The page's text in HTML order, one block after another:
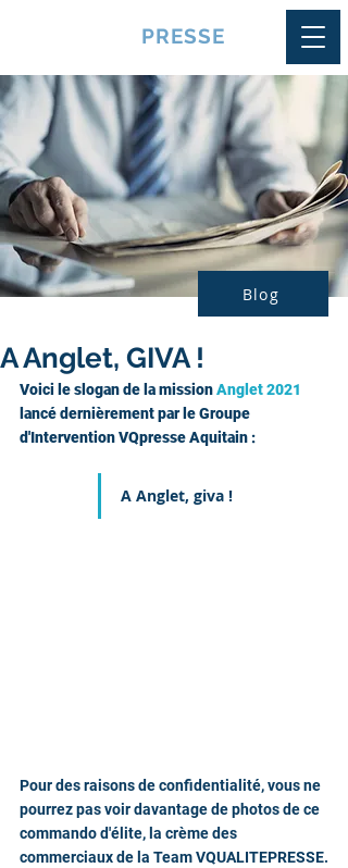
PRESSE
Blog
A Anglet, GIVA !
Voici le slogan de la mission Anglet 2021
lancé dernièrement par le Groupe
d'Intervention VQpresse Aquitain :
A Anglet, giva !
Pour des raisons de confidentialité, vous ne
pourrez pas voir davantage de photos de ce
commando d'élite, la crème des
commerciaux de la Team VQUALITEPRESSE.